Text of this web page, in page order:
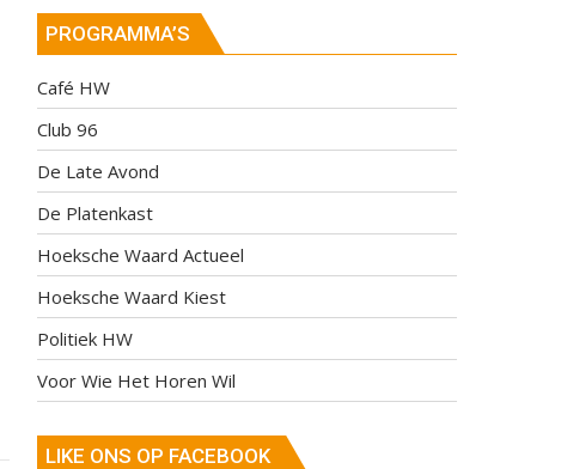
PROGRAMMA’S
Café HW
Club 96
De Late Avond
De Platenkast
Hoeksche Waard Actueel
Hoeksche Waard Kiest
Politiek HW
Voor Wie Het Horen Wil
LIKE ONS OP FACEBOOK